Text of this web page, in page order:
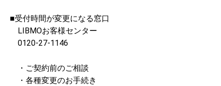
■受付時間が変更になる窓口
LIBMOお客様センター
0120-27-1146
・ご契約前のご相談
・各種変更のお手続き